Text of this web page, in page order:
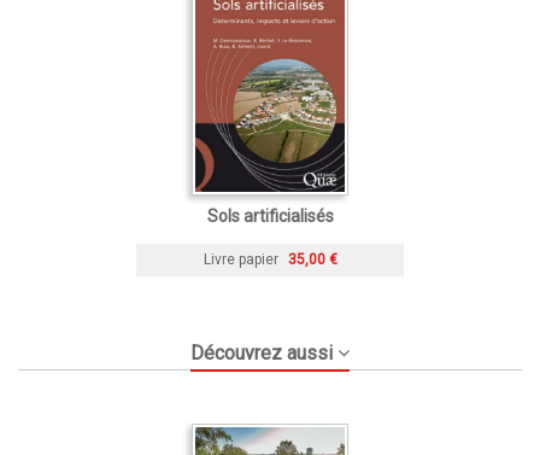
Sols artificialisés
Livre papier 35,00 €
Découvrez aussi